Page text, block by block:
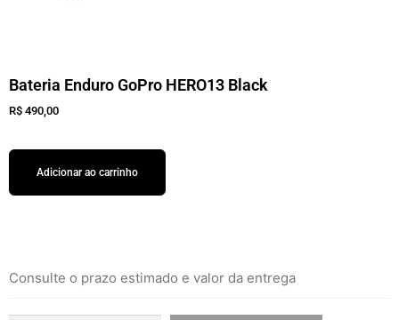
Bateria Enduro GoPro HERO13 Black
R$ 490,00
Adicionar ao carrinho
Consulte o prazo estimado e valor da entrega